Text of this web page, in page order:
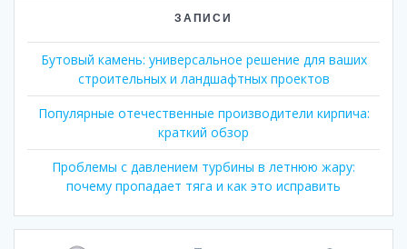
ЗАПИСИ
Бутовый камень: универсальное решение для ваших
строительных и ландшафтных проектов
Популярные отечественные производители кирпича:
краткий обзор
Проблемы с давлением турбины в летнюю жару:
почему пропадает тяга и как это исправить